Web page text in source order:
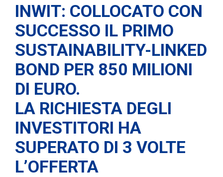
INWIT: COLLOCATO CON
SUCCESSO IL PRIMO
SUSTAINABILITY-LINKED
BOND PER 850 MILIONI
DI EURO.
LA RICHIESTA DEGLI
INVESTITORI HA
SUPERATO DI 3 VOLTE
L’OFFERTA